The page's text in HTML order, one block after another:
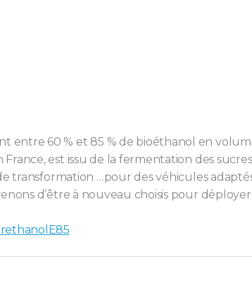
entre 60 % et 85 % de bioéthanol en
France, est issu de la fermentation des
transformation …pour des véhicules
d’être à nouveau choisis pour